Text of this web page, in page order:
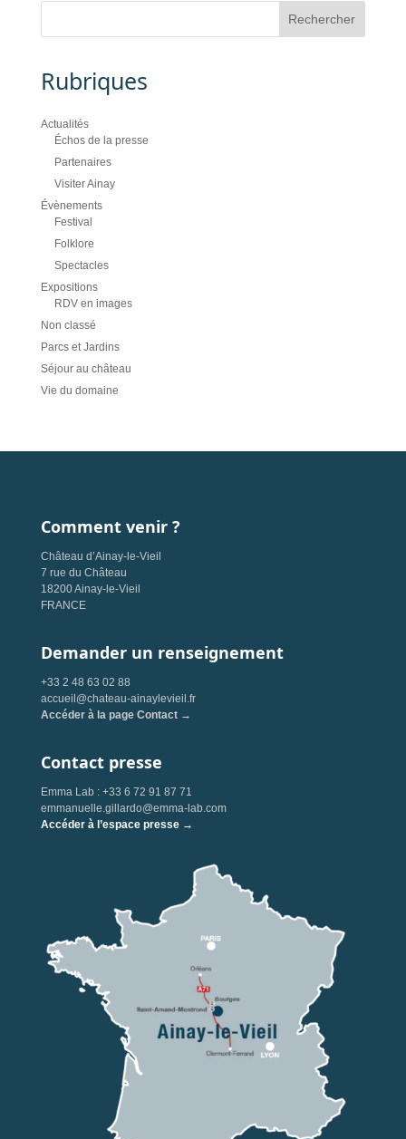
Rubriques
Actualités
Échos de la presse
Partenaires
Visiter Ainay
Évènements
Festival
Folklore
Spectacles
Expositions
RDV en images
Non classé
Parcs et Jardins
Séjour au château
Vie du domaine
Comment venir ?
Château d’Ainay-le-Vieil
7 rue du Château
18200 Ainay-le-Vieil
FRANCE
Demander un renseignement
+33 2 48 63 02 88
accueil@chateau-ainaylevieil.fr
Accéder à la page Contact →
Contact presse
Emma Lab : +33 6 72 91 87 71
emmanuelle.gillardo@emma-lab.com
Accéder à l’espace presse →